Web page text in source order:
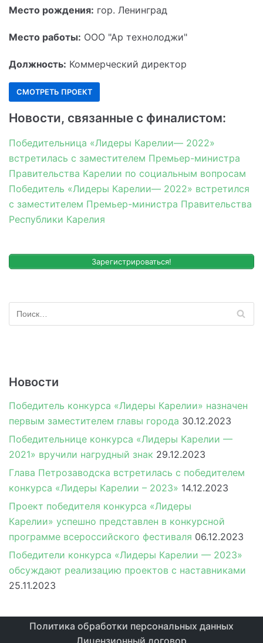
Место рождения: гор. Ленинград
Место работы: ООО "Ар технолоджи"
Должность: Коммерческий директор
СМОТРЕТЬ ПРОЕКТ
Новости, связанные с финалистом:
Победительница «Лидеры Карелии— 2022»
встретилась с заместителем Премьер-министра
Правительства Карелии по социальным вопросам
Победитель «Лидеры Карелии— 2022» встретился
с заместителем Премьер-министра Правительства
Республики Карелия
Зарегистрироваться!
Новости
Победитель конкурса «Лидеры Карелии» назначен
первым заместителем главы города 30.12.2023
Победительнице конкурса «Лидеры Карелии —
2021» вручили нагрудный знак 29.12.2023
Глава Петрозаводска встретилась с победителем
конкурса «Лидеры Карелии – 2023» 14.12.2023
Проект победителя конкурса «Лидеры
Карелии» успешно представлен в конкурсной
программе всероссийского фестиваля 06.12.2023
Победители конкурса «Лидеры Карелии — 2023»
обсуждают реализацию проектов с наставниками
25.11.2023
Политика обработки персональных данных
Лицензионный договор